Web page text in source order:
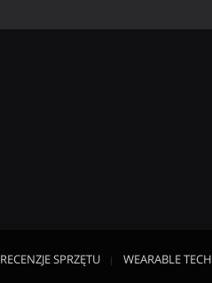
RECENZJE SPRZĘTU WEARABLE TECH